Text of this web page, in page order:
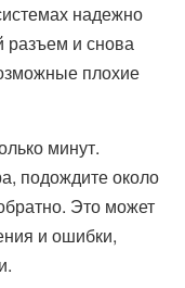
надежно
разъем и снова
плохие
минут.
подождите около
Это может
и ошибки,